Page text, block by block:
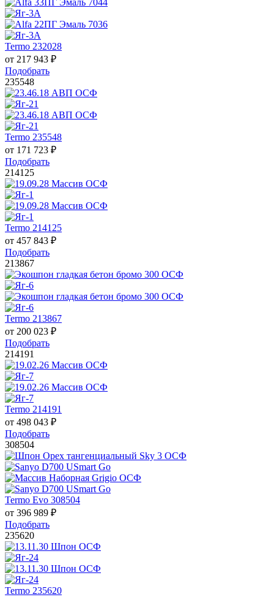
Termo 232028
от 217 943 ₽
Подобрать
235548
Termo 235548
от 171 723 ₽
Подобрать
214125
Termo 214125
от 457 843 ₽
Подобрать
213867
Termo 213867
от 200 023 ₽
Подобрать
214191
Termo 214191
от 498 043 ₽
Подобрать
308504
Termo Evo 308504
от 396 989 ₽
Подобрать
235620
Termo 235620